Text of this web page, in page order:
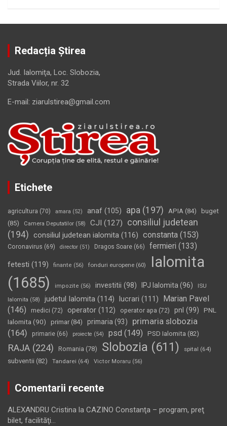
Redacția Știrea
Jud. Ialomiţa, Loc. Slobozia,
Strada Viilor, nr. 32
E-mail: ziarulstirea@gmail.com
Etichete
agricultura (70) amara (52) anaf (105) apa (197) APIA (84)
buget
(85)
Camera Deputatilor (58) CJI (127)
consiliul judetean
(194) consiliul judetean ialomita (116) constanta (153)
Coronavirus (69) director (51) Dragos Soare (66) fermieri (133)
fetesti (119) finante (56) fonduri europene (60)
Ialomita
(1685)
impozite (56) investitii (98) IPJ Ialomita (96) ISU
Ialomita (58) judetul Ialomita (114) lucrari (111)
Marian Pavel
(146)
medici (72) operator (112) operator apa (72) pnl (99)
PNL
Ialomita (90) primar(84) primaria (93)
primaria slobozia
(164)
primarie (66) proiecte (54) psd (149) PSD Ialomita (82)
RAJA (224) Romania (78) Slobozia (611) spital (64)
subventii (82) Tandarei (64) Victor Moraru (56)
Comentarii recente
ALEXANDRU Cristina la CAZINO Constanţa – program, preţ
bilet, facilităţi…